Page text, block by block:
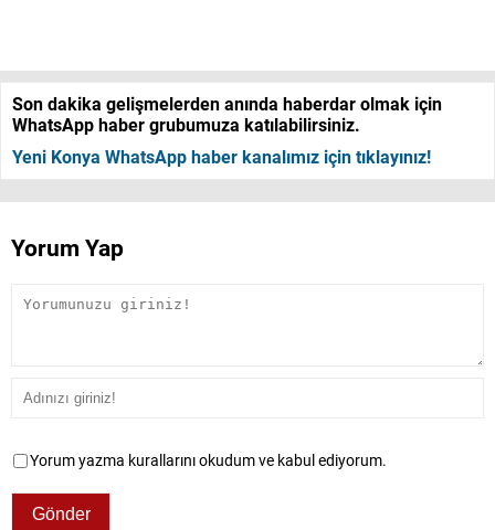
Son dakika gelişmelerden anında haberdar olmak için
WhatsApp haber grubumuza katılabilirsiniz.
Yeni Konya WhatsApp haber kanalımız için tıklayınız!
Yorum Yap
Yorum yazma kurallarını okudum ve kabul ediyorum.